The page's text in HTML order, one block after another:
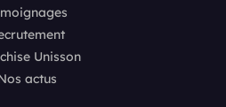
Unisson
actus